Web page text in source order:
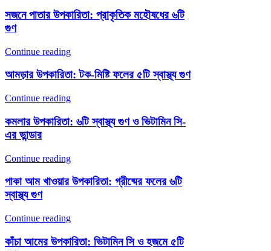
সজনে পাতার উপকারিতা: প্রাকৃতিক মহৌষধের ৬টি
গুণ
Continue reading
আমড়ার উপকারিতা: টক-মিষ্টি ফলের ৫টি স্বাস্থ্য গুণ
Continue reading
কমলার উপকারিতা: ৬টি স্বাস্থ্য গুণ ও ভিটামিন সি-
এর ভান্ডার
Continue reading
পাকা আম খাওয়ার উপকারিতা: গ্রীষ্মের ফলের ৬টি
স্বাস্থ্য গুণ
Continue reading
কাঁচা আমের উপকারিতা: ভিটামিন সি ও হজমে ৫টি